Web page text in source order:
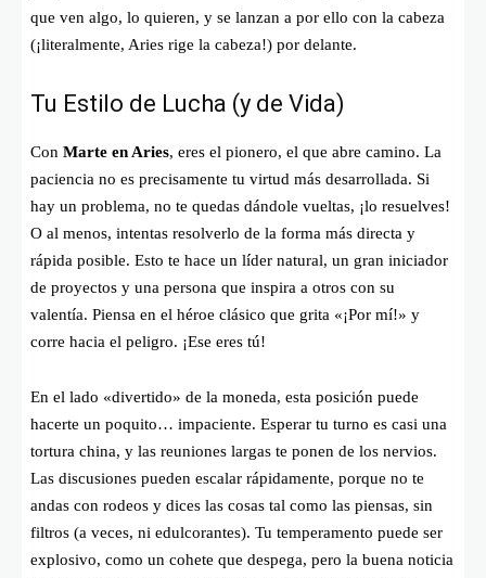
que ven algo, lo quieren, y se lanzan a por ello con la cabeza
(¡literalmente, Aries rige la cabeza!) por delante.
Tu Estilo de Lucha (y de Vida)
Con Marte en Aries, eres el pionero, el que abre camino. La
paciencia no es precisamente tu virtud más desarrollada. Si
hay un problema, no te quedas dándole vueltas, ¡lo resuelves!
O al menos, intentas resolverlo de la forma más directa y
rápida posible. Esto te hace un líder natural, un gran iniciador
de proyectos y una persona que inspira a otros con su
valentía. Piensa en el héroe clásico que grita «¡Por mí!» y
corre hacia el peligro. ¡Ese eres tú!
En el lado «divertido» de la moneda, esta posición puede
hacerte un poquito… impaciente. Esperar tu turno es casi una
tortura china, y las reuniones largas te ponen de los nervios.
Las discusiones pueden escalar rápidamente, porque no te
andas con rodeos y dices las cosas tal como las piensas, sin
filtros (a veces, ni edulcorantes). Tu temperamento puede ser
explosivo, como un cohete que despega, pero la buena noticia